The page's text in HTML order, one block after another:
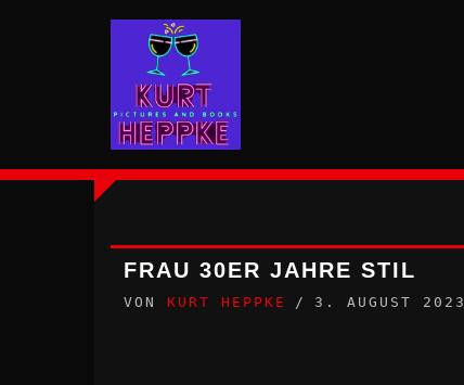
FRAU 30ER JAHRE STIL
VON KURT HEPPKE 3. AUGUST 2023